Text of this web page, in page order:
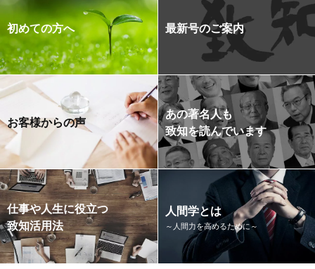
初めての方へ 最新号のご案内
お客様からの声
あの著名人も
致知を読んでいます
仕事や人生に役立つ
致知活用法
人間学とは
～人間力を高めるために～